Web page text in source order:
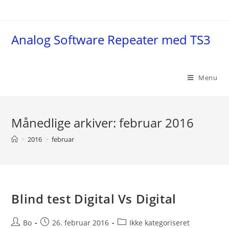
Analog Software Repeater med TS3
Menu
Månedlige arkiver: februar 2016
> 2016 > februar
Blind test Digital Vs Digital
PostBo
Post26. februar 2016
PostIkke kategoriseret